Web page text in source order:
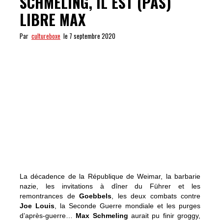
LIBRE MAX
Par cultureboxe le 7 septembre 2020
La décadence de la République de Weimar, la barbarie
nazie, les invitations à dîner du Führer et les
remontrances de Goebbels , les deux combats contre
Joe Louis , la Seconde Guerre mondiale et les purges
d’après-guerre… Max Schmeling aurait pu finir groggy,